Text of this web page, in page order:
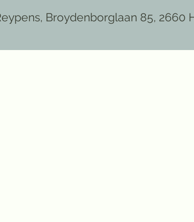
Broydenborglaan 85, 2660